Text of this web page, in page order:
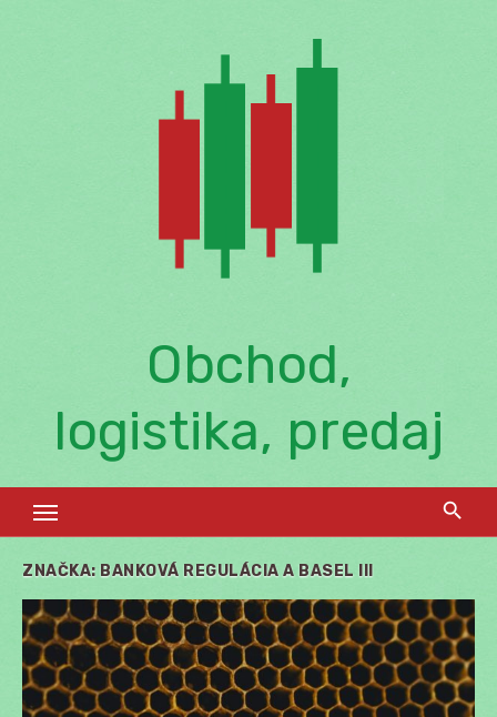
Obchod,
logistika, predaj
ZNAČKA: BANKOVÁ REGULÁCIA A BASEL III